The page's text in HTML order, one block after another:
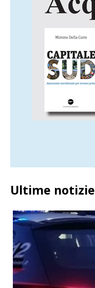
Ultime notizie